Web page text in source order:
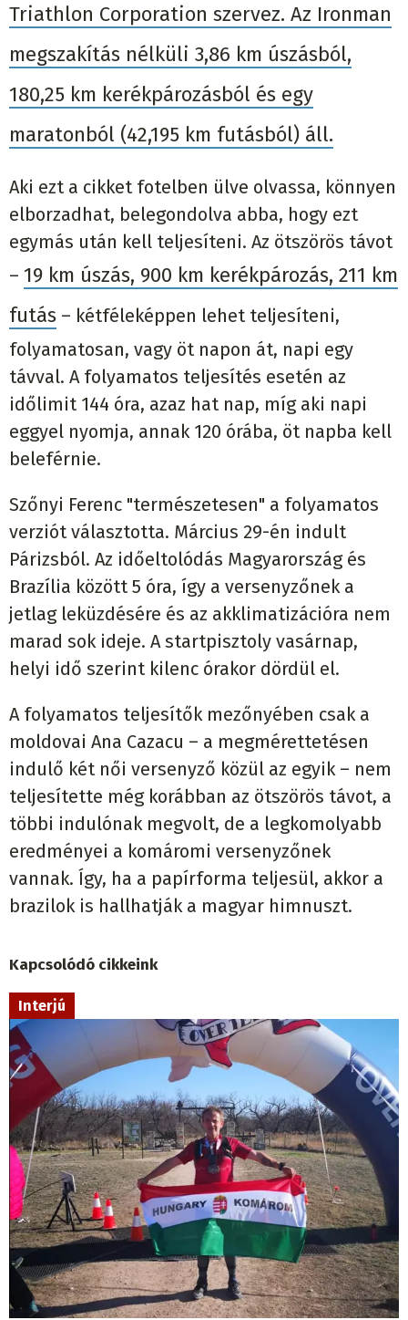
Triathlon Corporation szervez. Az Ironman
megszakítás nélküli 3,86 km úszásból,
180,25 km kerékpározásból és egy
maratonból (42,195 km futásból) áll.
Aki ezt a cikket fotelben ülve olvassa, könnyen
elborzadhat, belegondolva abba, hogy ezt
egymás után kell teljesíteni. Az ötszörös távot
– 19 km úszás, 900 km kerékpározás, 211 km
futás – kétféleképpen lehet teljesíteni,
folyamatosan, vagy öt napon át, napi egy
távval. A folyamatos teljesítés esetén az
időlimit 144 óra, azaz hat nap, míg aki napi
eggyel nyomja, annak 120 órába, öt napba kell
beleférnie.
Szőnyi Ferenc "természetesen" a folyamatos
verziót választotta. Március 29-én indult
Párizsból. Az időeltolódás Magyarország és
Brazília között 5 óra, így a versenyzőnek a
jetlag leküzdésére és az akklimatizációra nem
marad sok ideje. A startpisztoly vasárnap,
helyi idő szerint kilenc órakor dördül el.
A folyamatos teljesítők mezőnyében csak a
moldovai Ana Cazacu – a megmérettetésen
indulő két női versenyző közül az egyik – nem
teljesítette még korábban az ötszörös távot, a
többi indulónak megvolt, de a legkomolyabb
eredményei a komáromi versenyzőnek
vannak. Így, ha a papírforma teljesül, akkor a
brazilok is hallhatják a magyar himnuszt.
Kapcsolódó cikkeink
Interjú